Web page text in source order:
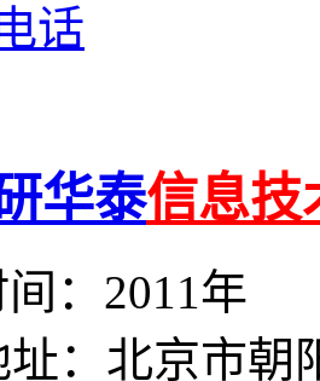
话
华泰信息技
：2011年
址：北京市朝